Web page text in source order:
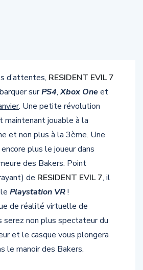
d’attentes, RESIDENT EVIL 7
surPS4,Xbox Oneet
. Une petite révolution
maintenant jouable à la
et non plus à la 3ème. Une
plus le joueur dans
des Bakers. Point
de RESIDENT EVIL 7, il
Playstation VR!
de réalité virtuelle de
serez non plus spectateur du
et le casque vous plongera
le manoir des Bakers.